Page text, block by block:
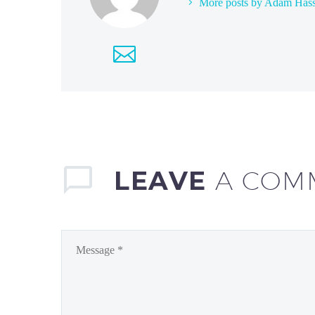
More posts by Adam
LEAVE A